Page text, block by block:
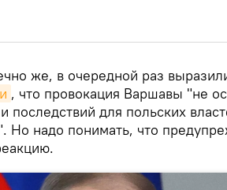
же, в очередной раз
, что провокация Варшавы "не
последствий для польских
Но надо понимать, что